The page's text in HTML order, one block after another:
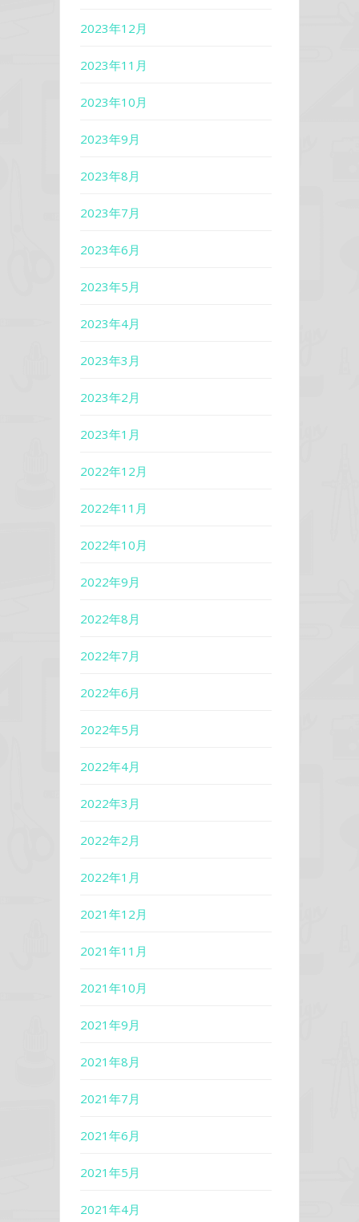
2023年12月
2023年11月
2023年10月
2023年9月
2023年8月
2023年7月
2023年6月
2023年5月
2023年4月
2023年3月
2023年2月
2023年1月
2022年12月
2022年11月
2022年10月
2022年9月
2022年8月
2022年7月
2022年6月
2022年5月
2022年4月
2022年3月
2022年2月
2022年1月
2021年12月
2021年11月
2021年10月
2021年9月
2021年8月
2021年7月
2021年6月
2021年5月
2021年4月